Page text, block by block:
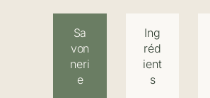
Sa
von
neri
e
Ing
réd
ient
s